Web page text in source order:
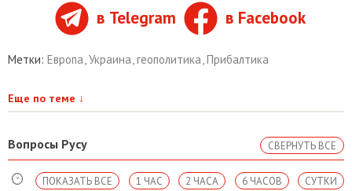
в Telegram в Facebook
Метки: Европа,Украина,геополитика,Прибалтика
Еще по теме ↓
Вопросы Русу СВЕРНУТЬ ВСЕ
СУТКИ
6 ЧАСОВ
2 ЧАСА
1 ЧАС
ПОКАЗАТЬ ВСЕ